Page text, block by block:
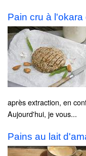
Pain cru à l'okara
après extraction, en
Aujourd'hui, je vous...
Pains au lait